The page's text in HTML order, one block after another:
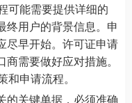
可能需要提供详细的
终用户的背景信息。申
尽早开始。许可证申请
需要做好应对措施。
申请流程。
的关键单据，必须准确